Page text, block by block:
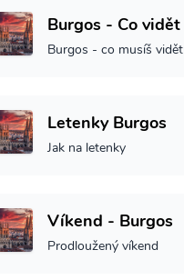
Burgos - Co vidět
Burgos - co musíš vidět
Letenky Burgos
Jak na letenky
Víkend - Burgos
Prodloužený víkend